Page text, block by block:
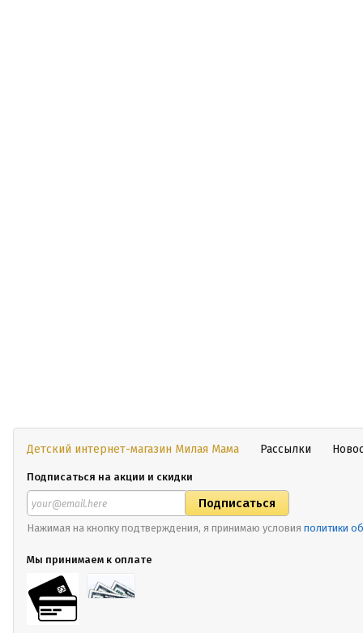
Детский интернет-магазин Милая Мама Рассылки
Подписаться на акции и скидки
Нажимая на кнопку подтверждения, я принимаю условия политики
Мы принимаем к оплате